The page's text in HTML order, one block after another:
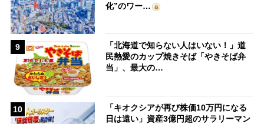
化”のワー…
9
「北海道で知らない人はいない！」道
民熱愛のカップ焼きそば「やきそば弁
当」、最大の…
10
「キオクシアが再び株価10万円になる
日は遠い」資産3億円超のサラリーマン